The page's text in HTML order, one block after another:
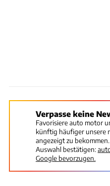
Verpasse keine
Favorisiere auto motor
künftig häufiger unsere
angezeigt zu
Auswahl bestätigen:
Google bevorzugen.